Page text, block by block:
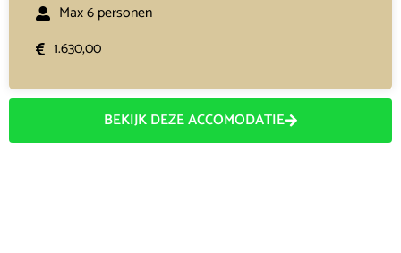
Max 6 personen
1.630,00
BEKIJK DEZE ACCOMODATIE